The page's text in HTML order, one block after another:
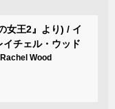
女王2』より) / イ
チェル・ウッド
Wood